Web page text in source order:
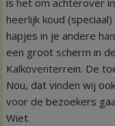
is het om achterover
heerlijk koud
hapjes in je andere
een groot scherm in
Kalkoventerrein. De
Nou, dat vinden wij
voor de bezoekers
Wiet.